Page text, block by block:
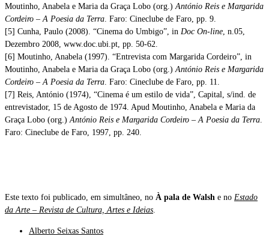
Moutinho, Anabela e Maria da Graça Lobo (org.) António Reis e Margarida
Cordeiro – A Poesia da Terra . Faro: Cineclube de Faro, pp. 9.
[5] Cunha, Paulo (2008). “Cinema do Umbigo”, in Doc On-line , n.05,
Dezembro 2008, www.doc.ubi.pt, pp. 50-62.
[6] Moutinho, Anabela (1997). “Entrevista com Margarida Cordeiro”, in
Moutinho, Anabela e Maria da Graça Lobo (org.) António Reis e Margarida
Cordeiro – A Poesia da Terra . Faro: Cineclube de Faro, pp. 11.
[7] Reis, António (1974), “Cinema é um estilo de vida”, Capital, s/ind. de
entrevistador, 15 de Agosto de 1974. Apud Moutinho, Anabela e Maria da
Graça Lobo (org.) António Reis e Margarida Cordeiro – A Poesia da Terra
Faro: Cineclube de Faro, 1997, pp. 240.
Este texto foi publicado, em simultâneo, no À pala de Walsh e no Estado
da Arte – Revista de Cultura, Artes e Ideias
Alberto Seixas Santos